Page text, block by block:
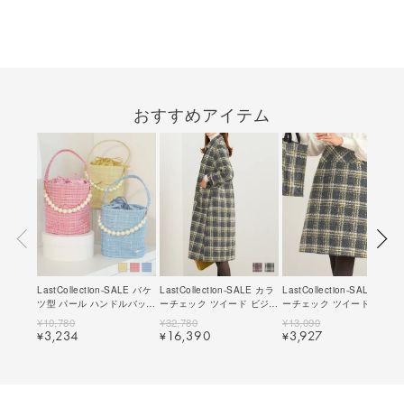
おすすめアイテム
LastCollection-SALE バケ
ツ型 パール ハンドルバッグ
psc912-0595【1】
¥10,780
¥3,234
LastCollection-SALE カラ
ーチェック ツイード ビジュ
Scherrer 全2色｜psc112-
0608【1】
¥32,780
¥ 16,390
LastCollection-SALE カラ
ーチェック ツイード スカー
psc612-0615【1】
¥13,090
¥3,927